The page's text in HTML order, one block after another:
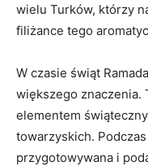
wielu‍ Turków, którzy
filiżance ​tego
W czasie⁣ świąt‍
większego ⁤znaczenia.
elementem⁣
towarzyskich.
przygotowywana i